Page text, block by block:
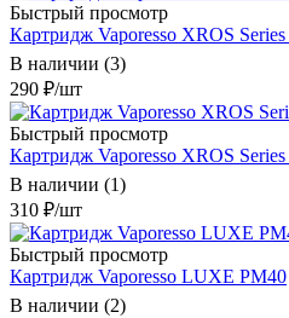
Быстрый просмотр
Картридж Vaporesso XROS
В наличии (3)
290 ₽/шт
Быстрый просмотр
Картридж Vaporesso XROS
В наличии (1)
310 ₽/шт
Быстрый просмотр
Картридж Vaporesso LUXE РМ40
В наличии (2)